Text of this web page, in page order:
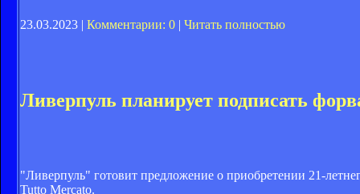
23.03.2023 | Комментарии: 0 | Читать полностью
Ливерпуль планирует подписать
"Ливерпуль" готовит предложение о приобретении 21-
Tutto Mercato.